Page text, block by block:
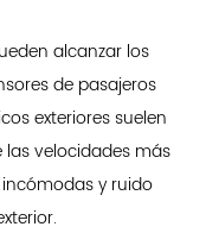
alcanzar los
de pasajeros
exteriores suelen
las velocidades más
y ruido